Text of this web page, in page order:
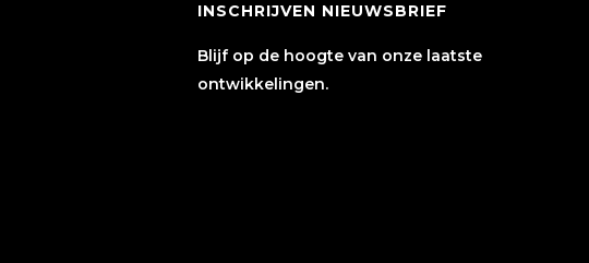
INSCHRIJVEN NIEUWSBRIEF
Blijf op de hoogte van onze laatste
ontwikkelingen.